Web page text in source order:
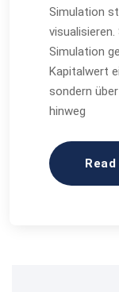
Simulation
Simulation
Kapitalwert
sondern
hinweg